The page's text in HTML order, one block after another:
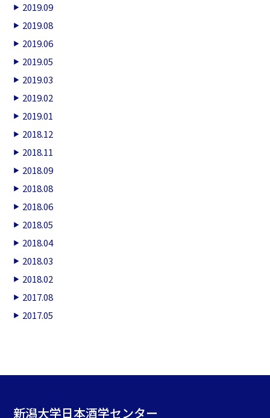
2019.09
2019.08
2019.06
2019.05
2019.03
2019.02
2019.01
2018.12
2018.11
2018.09
2018.08
2018.06
2018.05
2018.04
2018.03
2018.02
2017.08
2017.05
新潟大学日本酒学センター